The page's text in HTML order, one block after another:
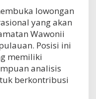
lowongan
yang akan
Wawonii
Posisi ini
memiliki
analisis
berkontribusi